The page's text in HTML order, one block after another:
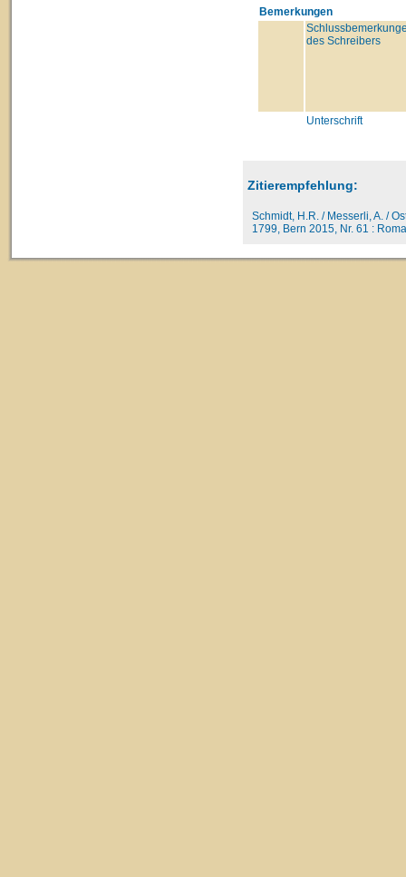
Bemerkungen
des Schreibers
Unterschrift
Zitierempfehlung:
Schmidt, H.R. / Messerli, A. /
1799, Bern 2015, Nr. 61 :